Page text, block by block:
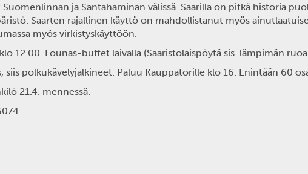
ja Santahaminan välissä. Saarilla on pitkä historia
Saarten rajallinen käyttö on mahdollistanut myös
myös virkistyskäyttöön.
klo 12.00. Lounas-buffet laivalla (Saaristolaispöytä sis. lämpimän
siis polkukävelyjalkineet. Paluu Kauppatorille klo 16. Enintään 60
21.4. mennessä.